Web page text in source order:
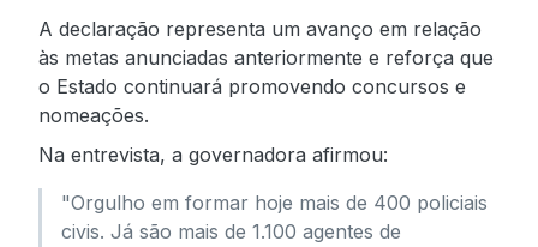
A declaração representa um avanço em relação
às metas anunciadas anteriormente e reforça que
o Estado continuará promovendo concursos e
nomeações.
Na entrevista, a governadora afirmou:
"Orgulho em formar hoje mais de 400 policiais
civis. Já são mais de 1.100 agentes de